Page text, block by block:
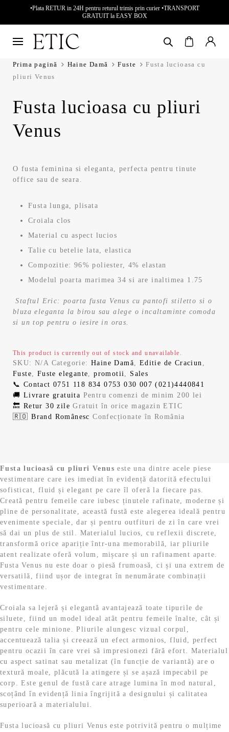
•Plata RETUR in 24H pentru returul trimis prin curier •TRANSPORT
GRATUIT la EASY BOX
Prima pagină Haine Damă Fuste
Fusta lucioasa cu
pliuri Venus
Fusta lucioasa cu pliuri
Venus
O fusta feminina si eleganta, perfecta pentru tinute
office sau de seara.
Fusta lunga, plisata
Croiala clos
Material cu aspect lucios
Talie cu betelie lata, elastica
Compozitie: 96% poliester, 4% elastan
Modelul poarta marimea 34 si are inaltimea 1.75
Staftul Eric: poarta fusta Venus cu pantofi stiletto si o
bluza eleganta la birou sau alege o incaltaminte comoda
si un top pentru o iesire in oras.
This product is currently out of stock and unavailable.
SKU: N/A Categorie: Haine Damă, Editie de Craciun ,
Fuste, Fuste elegante,promotii, Sales
📞 Contact 0751 118 834 0753 030 007 (021)4440841
🚚 Livrare gratuita Pentru comenzi de minim 200 lei
🔙 Retur 30 zile Gratuit în orice magazin ETIC
🇷🇴 Brand RomânescConfecționate în România
Fusta lucioasă cu pliuri Venus este una dintre acele piese
vestimentare care ies imediat în evidență datorită efectului
sofisticat, fluid și elegant pe care îl oferă la fiecare pas.
Creată pentru femeile care iubesc ținutele rafinate, moderne și
pline de personalitate, această fustă este alegerea ideală pentru
evenimente speciale, dar și pentru outfituri de zi în care vrei
să dai un plus de stil. Materialul lucios, cu reflexii discrete,
transformă orice apariție într-una memorabilă, iar pliurile
atent realizate oferă volum, mișcare și un rafinament aparte.
Fusta Venus nu este doar o piesă frumoasă, ci și una extrem de
versatilă, fiind ușor de integrat în nenumărate combinații
vestimentare.
Croiala sa lejeră și elegantă avantajează toate tipurile de
siluete, fiind un model ideal atât pentru femeile înalte, cât și
pentru cele minione. Pliurile alungesc vizual corpul,
accentuează talia și creează un efect armonios, fluid, perfect
pentru ocazii în care vrei să impresionezi fără efort. Materialul
cu aspect satinat sau metalizat (în funcție de variantă) are o
textură moale, plăcută la atingere și se așază impecabil pe
corp. Este genul de fustă care atrage lumina în mod natural,
scoțând în evidență linia îngrijită a designului și calitatea
superioară a materialului.
Fusta lucioasă cu pliuri Venus este potrivită pentru o mulțime